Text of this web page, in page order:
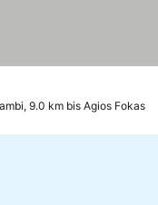
9.0 km bis Agios Fokas